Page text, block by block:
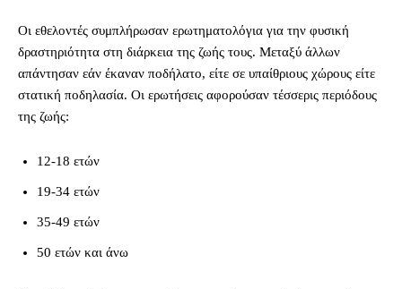
Οι εθελοντές συμπλήρωσαν ερωτηματολόγια για την φυσική
δραστηριότητα στη διάρκεια της ζωής τους. Μεταξύ άλλων
απάντησαν εάν έκαναν ποδήλατο, είτε σε υπαίθριους χώρους είτε
στατική ποδηλασία. Οι ερωτήσεις αφορούσαν τέσσερις περιόδους
της ζωής:
12-18 ετών
19-34 ετών
35-49 ετών
50 ετών και άνω